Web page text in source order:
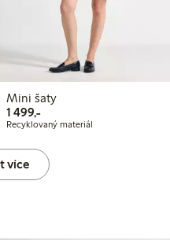
Mini šaty
1 499,-1 499,00 Kč
Recyklovaný materiál
více